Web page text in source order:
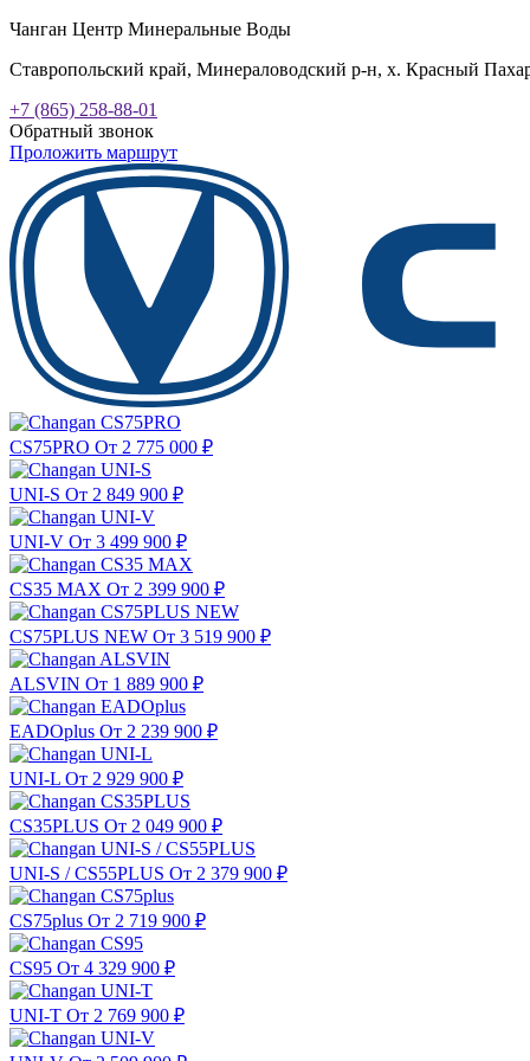
Чанган Центр Минеральные Воды
Ставропольский край, Минераловодский р-н, х. Красный
+7 (865) 258-88-01
Обратный звонок
Проложить маршрут
CS75PRO От 2 775 000 ₽
UNI-S От 2 849 900 ₽
UNI-V От 3 499 900 ₽
CS35 MAX От 2 399 900 ₽
CS75PLUS NEW От 3 519 900 ₽
ALSVIN От 1 889 900 ₽
EADOplus От 2 239 900 ₽
UNI-L От 2 929 900 ₽
CS35PLUS От 2 049 900 ₽
UNI-S / CS55PLUS От 2 379 900 ₽
CS75plus От 2 719 900 ₽
CS95 От 4 329 900 ₽
UNI-T От 2 769 900 ₽